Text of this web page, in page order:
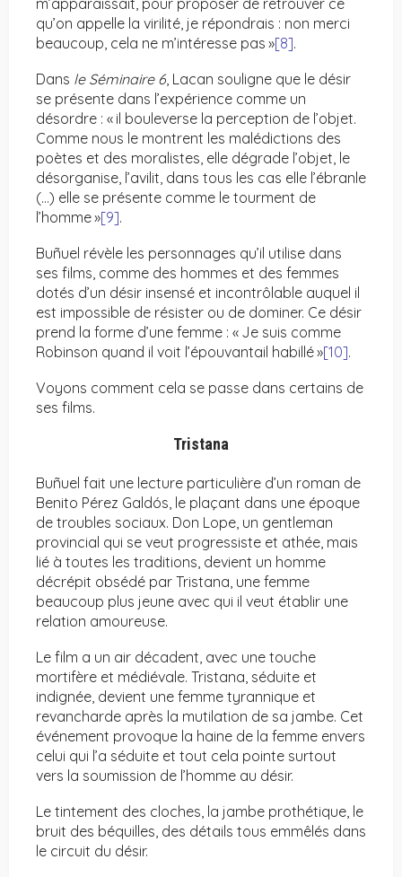
m’apparaissait, pour proposer de retrouver ce
qu’on appelle la virilité, je répondrais : non merci
beaucoup, cela ne m’intéresse pas »[8].
Dans le Séminaire 6, Lacan souligne que le désir
se présente dans l’expérience comme un
désordre : « il bouleverse la perception de l’objet.
Comme nous le montrent les malédictions des
poètes et des moralistes, elle dégrade l’objet, le
désorganise, l’avilit, dans tous les cas elle l’ébranle
(…) elle se présente comme le tourment de
l’homme »[9].
Buñuel révèle les personnages qu’il utilise dans
ses films, comme des hommes et des femmes
dotés d’un désir insensé et incontrôlable auquel il
est impossible de résister ou de dominer. Ce désir
prend la forme d’une femme : « Je suis comme
Robinson quand il voit l’épouvantail habillé »[10].
Voyons comment cela se passe dans certains de
ses films.
Tristana
Buñuel fait une lecture particulière d’un roman de
Benito Pérez Galdós, le plaçant dans une époque
de troubles sociaux. Don Lope, un gentleman
provincial qui se veut progressiste et athée, mais
lié à toutes les traditions, devient un homme
décrépit obsédé par Tristana, une femme
beaucoup plus jeune avec qui il veut établir une
relation amoureuse.
Le film a un air décadent, avec une touche
mortifère et médiévale. Tristana, séduite et
indignée, devient une femme tyrannique et
revancharde après la mutilation de sa jambe. Cet
événement provoque la haine de la femme envers
celui qui l’a séduite et tout cela pointe surtout
vers la soumission de l’homme au désir.
Le tintement des cloches, la jambe prothétique, le
bruit des béquilles, des détails tous emmêlés dans
le circuit du désir.